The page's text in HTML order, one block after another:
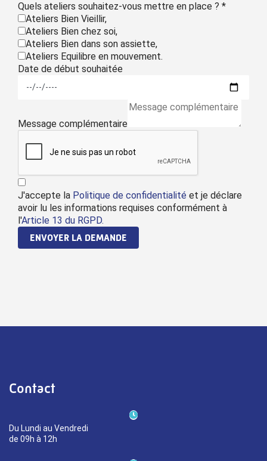
Quels ateliers souhaitez-vous mettre en place ? *
Ateliers Bien Vieillir,
Ateliers Bien chez soi,
Ateliers Bien dans son assiette,
Ateliers Equilibre en mouvement.
Date de début souhaitée
Message complémentaire
J'accepte la Politique de confidentialité et je déclare
avoir lu les informations requises conformément à
l'Article 13 du RGPD.
ENVOYER LA DEMANDE
Contact
Du Lundi au Vendredi
de 09h à 12h